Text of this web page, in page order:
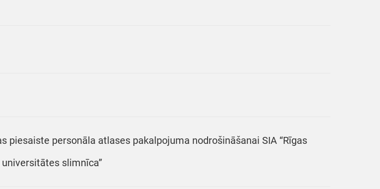
piesaiste personāla atlases pakalpojuma nodrošināšanai SIA “Rīgas
slimnīca”